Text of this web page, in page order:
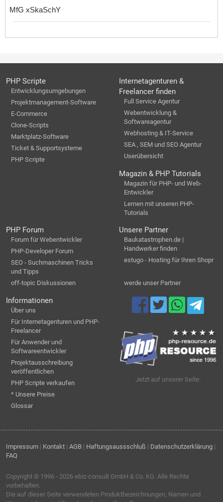
**/
echo$list["spalte"]
MfG xSkaSchY
PHP Scripte
Entwicklungsumgebungen
Projektmanagement-Software
E-Commerce
Clone-Scripts
Marktplatz-Software
Ticket & Supportsysteme
PHP Scripte
Internetagenturen &
Freelancer finden
Full Service Agentur
Webentwicklung &
Softwareagentur
Webhosting & IT-Service
SEA , SEM und SEO Agentur
Userübersicht
Magazin & PHP Tutorials
Magazin für PHP- und Web-
Entwickler
Lernen mit unseren PHP-
Tutorials
PHP Forum
Forum für Webentwickler
PHP-Developer Forum
SEO - Suchmaschinen Tricks
und Tipps
off-topic Diskussionen
Unsere Partner
Baukatastrophen.de |
Handwerker finden
estugo - Hosting für Ihren Shopr
werde unser Partner
Informationen
Über uns
Für Internetagenturen und PHP-
Freelancer
Für Anwender und
Softwareentwickler
Projektausschreibung
veröffentlichen
PHP Scripte verkaufen
* Unsere Preise
Glossar
Jetzt auf unserer Seite:
Impressum | Kontakt | AGB | Haftungsaussschluß | Datenschutzerklärung |
FAQ
Copyright © 1996 - 2026 ebiz-consult GmbH & Co. KG. Alle Rechte
vorbehalten.
Die auf dieser Seite verwendeten Produktbezeichnungen, Namen und